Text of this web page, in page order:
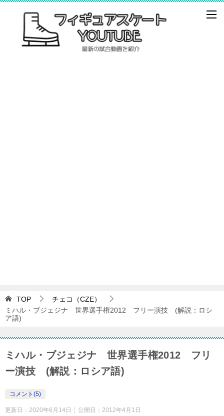
TOP
チェコ（CZE）
ミハル・ブジェジナ 世界選手権2012 フリー演技 (解説：ロシ
ア語)
ミハル・ブジェジナ 世界選手権2012 フリ
ー演技 (解説：ロシア語)
コメント(5)
更新日： 2020年6月14日 公開日： 2012年4月1日